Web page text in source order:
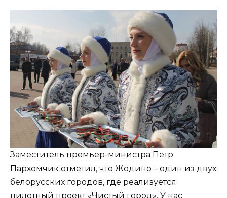
Заместитель премьер-министра Петр
Пархомчик отметил, что Жодино – один из двух
белорусских городов, где реализуется
пилотный проект «Чистый город». У нас